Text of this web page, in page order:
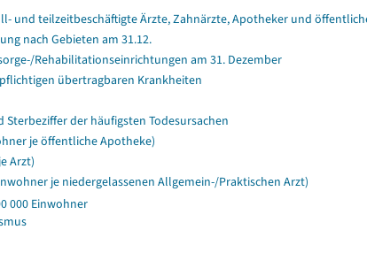
und teilzeitbeschäftigte Ärzte, Zahnärzte, Apotheker und
nach Gebieten am 31.12.
Rehabilitationseinrichtungen am 31. Dezember
übertragbaren Krankheiten
der häufigsten Todesursachen
je öffentliche Apotheke)
Arzt)
je niedergelassenen Allgemein-/Praktischen Arzt)
000 Einwohner